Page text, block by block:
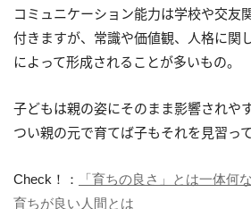
コミュニケーション能力は学校や交友
付きますが、常識や価値観、人格に関
によって形成されることが多いもの。
子どもは親の姿にそのまま影響されや
つい親の元で育てば子もそれを見習っ
Check！：
「育ちの良さ」とは一体何
育ちが良い人間とは